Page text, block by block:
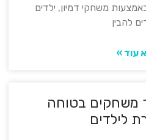
משחקי דמיון, ילדים
להבין
עוד »
משחקים בטוחה
לילדים